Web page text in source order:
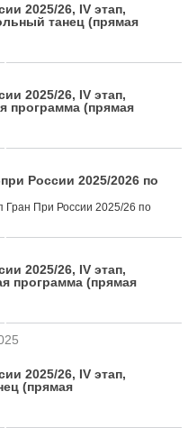
2025/26, IV этап,
танец (прямая
2025/26, IV этап,
программа (прямая
России 2025/2026 по
Гран При России 2025/26 по
2025/26, IV этап,
программа (прямая
2025/26, IV этап,
(прямая